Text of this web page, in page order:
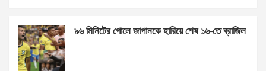
k
p
৯৬ মিনিটের গোলে জাপানকে হারিয়ে শেষ ১৬-তে ব্রাজিল